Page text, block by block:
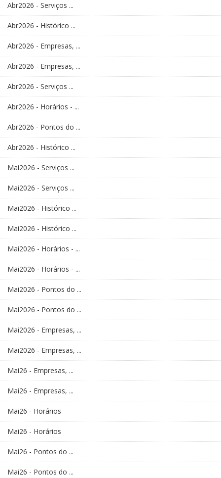
Abr2026 - Serviços ...
Abr2026 - Histórico ...
Abr2026 - Empresas, ...
Abr2026 - Empresas, ...
Abr2026 - Serviços ...
Abr2026 - Horários - ...
Abr2026 - Pontos do ...
Abr2026 - Histórico ...
Mai2026 - Serviços ...
Mai2026 - Serviços ...
Mai2026 - Histórico ...
Mai2026 - Histórico ...
Mai2026 - Horários - ...
Mai2026 - Horários - ...
Mai2026 - Pontos do ...
Mai2026 - Pontos do ...
Mai2026 - Empresas, ...
Mai2026 - Empresas, ...
Mai26 - Empresas, ...
Mai26 - Empresas, ...
Mai26 - Horários
Mai26 - Horários
Mai26 - Pontos do ...
Mai26 - Pontos do ...